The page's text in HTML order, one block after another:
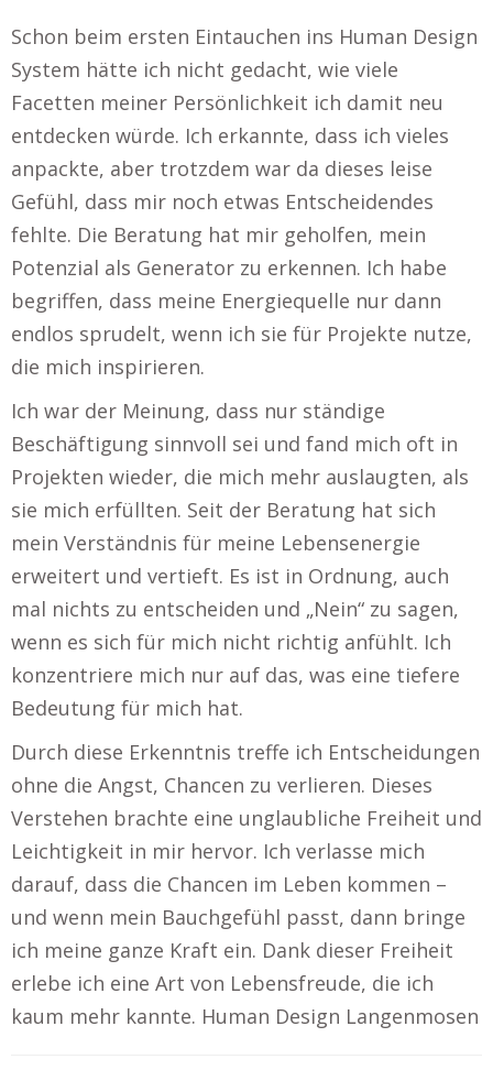
Schon beim ersten Eintauchen ins Human Design
System hätte ich nicht gedacht, wie viele
Facetten meiner Persönlichkeit ich damit neu
entdecken würde. Ich erkannte, dass ich vieles
anpackte, aber trotzdem war da dieses leise
Gefühl, dass mir noch etwas Entscheidendes
fehlte. Die Beratung hat mir geholfen, mein
Potenzial als Generator zu erkennen. Ich habe
begriffen, dass meine Energiequelle nur dann
endlos sprudelt, wenn ich sie für Projekte nutze,
die mich inspirieren.
Ich war der Meinung, dass nur ständige
Beschäftigung sinnvoll sei und fand mich oft in
Projekten wieder, die mich mehr auslaugten, als
sie mich erfüllten. Seit der Beratung hat sich
mein Verständnis für meine Lebensenergie
erweitert und vertieft. Es ist in Ordnung, auch
mal nichts zu entscheiden und „Nein“ zu sagen,
wenn es sich für mich nicht richtig anfühlt. Ich
konzentriere mich nur auf das, was eine tiefere
Bedeutung für mich hat.
Durch diese Erkenntnis treffe ich Entscheidungen
ohne die Angst, Chancen zu verlieren. Dieses
Verstehen brachte eine unglaubliche Freiheit und
Leichtigkeit in mir hervor. Ich verlasse mich
darauf, dass die Chancen im Leben kommen –
und wenn mein Bauchgefühl passt, dann bringe
ich meine ganze Kraft ein. Dank dieser Freiheit
erlebe ich eine Art von Lebensfreude, die ich
kaum mehr kannte. Human Design Langenmosen